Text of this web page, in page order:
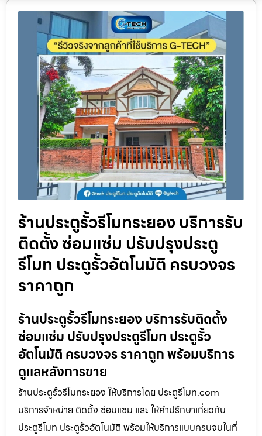
ร้านประตูรั้วรีโมทระยอง บริการรับ
ติดตั้ง ซ่อมแซ่ม ปรับปรุงประตู
รีโมท ประตูรั้วอัตโนมัติ ครบวงจร
ราคาถูก
ร้านประตูรั้วรีโมทระยอง บริการรับติดตั้ง
ซ่อมแซ่ม ปรับปรุงประตูรีโมท ประตูรั้ว
อัตโนมัติ ครบวงจร ราคาถูก พร้อมบริการ
ดูแลหลังการขาย
ร้านประตูรั้วรีโมทระยอง ให้บริการโดย ประตูรีโมท.com
บริการจำหน่าย ติดตั้ง ซ่อมแซม และ ให้คำปรึกษาเกี่ยวกับ
ประตูรีโมท ประตูรั้วอัตโนมัติ พร้อมให้บริการแบบครบจบในที่